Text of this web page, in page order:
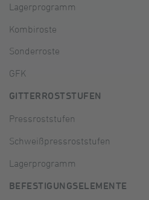
Lagerprogramm
Kombiroste
Sonderroste
GFK
GITTERROSTSTUFEN
Pressroststufen
Schweißpressroststufen
Lagerprogramm
BEFESTIGUNGSELEMENTE